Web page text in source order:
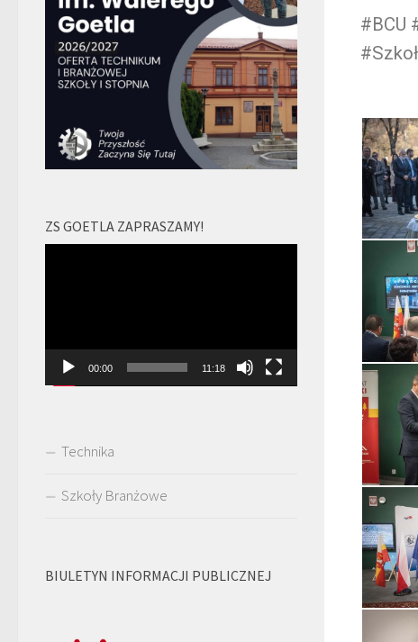
#BCU
ZS GOETLA ZAPRASZAMY!
00:00 11:18
Technika
Szkoły Branżowe
BIULETYN INFORMACJI PUBLICZNEJ